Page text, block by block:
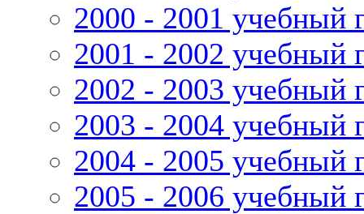
2000 - 2001 учебный
2001 - 2002 учебный
2002 - 2003 учебный
2003 - 2004 учебный
2004 - 2005 учебный
2005 - 2006 учебный